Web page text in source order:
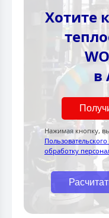
Хотите
в
Нажимая кнопку,
обработку